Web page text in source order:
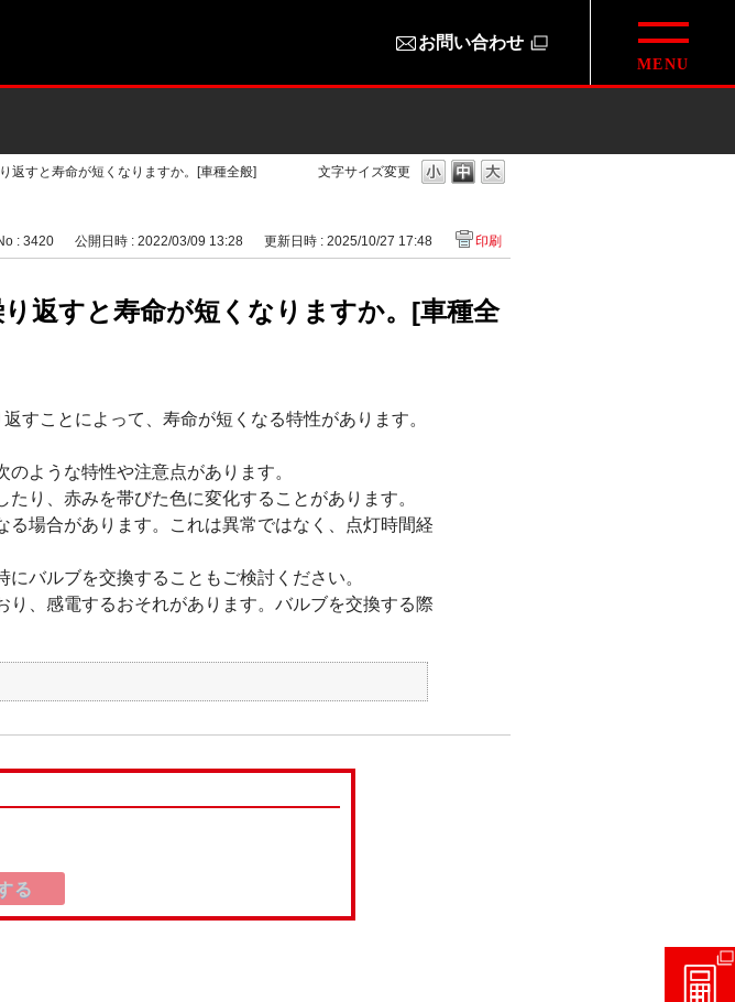
お問い合わせ
文字サイズ変更
返すと寿命が短くなりますか。[車種全般]
: 3420 公開日時 : 2022/03/09 13:28 更新日時 : 2025/10/27 17:48 印刷
返すと寿命が短くなりますか。[車種全
すことによって、寿命が短くなる特性があります。
ような特性や注意点があります。
り、赤みを帯びた色に変化することがあります。
る場合があります。これは異常ではなく、点灯時間経
バルブを交換することもご検討ください。
り、感電するおそれがあります。バルブを交換する際